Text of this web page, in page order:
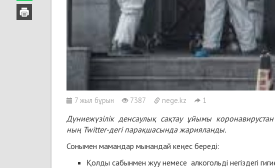
7 жыл бұрын 7387 nege.kz 1
Дүниежүзілік денсаулық сақтау ұйымы
ның Twitter-дегі парақшасында жарияланды.
Сонымен мамандар мынандай кеңес береді:
Қолды сабынмен жуу немесе алкогольді негіздегі